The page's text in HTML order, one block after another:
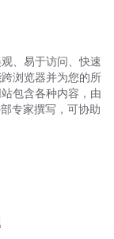
、易于访问、快速
浏览器并为您的所
包含各种内容，由
专家撰写，可协助